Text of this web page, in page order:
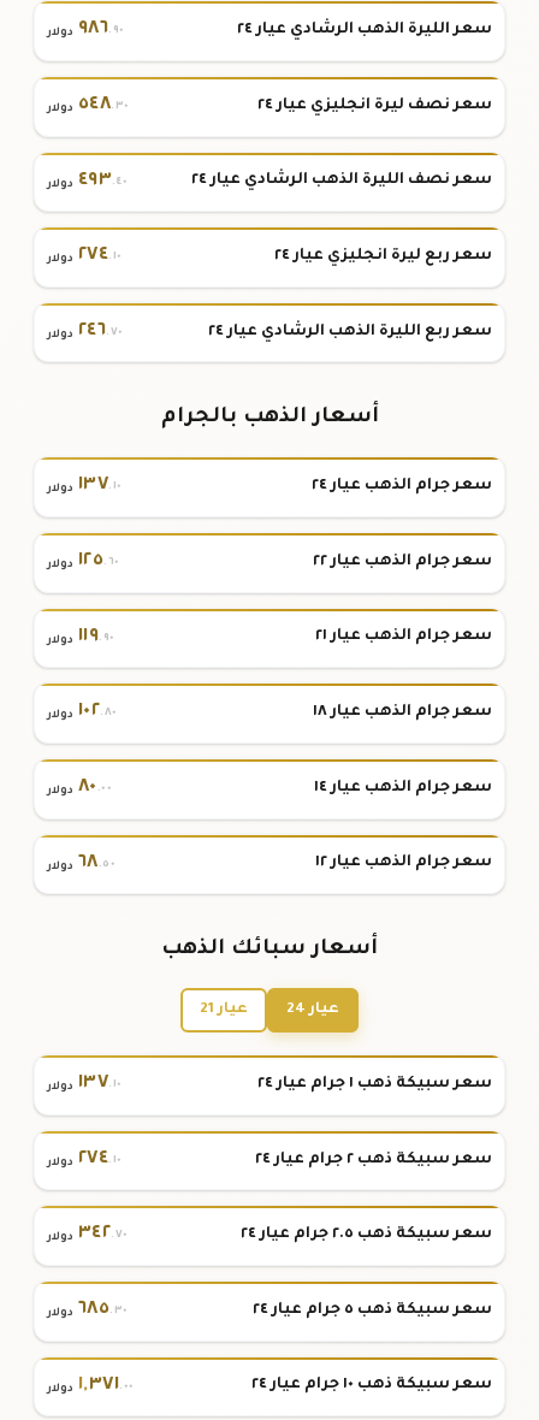
سعر الليرة الذهب الرشادي عيار ٢٤ ٩٨٦.٩٠ دولار
سعر نصف ليرة انجليزي عيار ٢٤ ٥٤٨.٣٠ دولار
سعر نصف الليرة الذهب الرشادي عيار ٢٤ ٤٩٣.٤٠ دولار
سعر ربع ليرة انجليزي عيار ٢٤ ٢٧٤.١٠ دولار
سعر ربع الليرة الذهب الرشادي عيار ٢٤ ٢٤٦.٧٠ دولار
أسعار الذهب بالجرام
سعر جرام الذهب عيار ٢٤ ١٣٧.١٠ دولار
سعر جرام الذهب عيار ٢٢ ١٢٥.٦٠ دولار
سعر جرام الذهب عيار ٢١ ١١٩.٩٠ دولار
سعر جرام الذهب عيار ١٨ ١٠٢.٨٠ دولار
سعر جرام الذهب عيار ١٤ ٨٠ .٠٠ دولار
سعر جرام الذهب عيار ١٢ ٦٨.٥٠ دولار
أسعار سبائك الذهب
عيار 24 عيار 21
سعر سبيكة ذهب ١ جرام عيار ٢٤ ١٣٧.١٠ دولار
سعر سبيكة ذهب ٢ جرام عيار ٢٤ ٢٧٤.١٠ دولار
سعر سبيكة ذهب ٢.٥ جرام عيار ٢٤ ٣٤٢.٧٠ دولار
سعر سبيكة ذهب ٥ جرام عيار ٢٤ ٦٨٥.٣٠ دولار
سعر سبيكة ذهب ١٠ جرام عيار ٢٤ ١,٣٧١.٠٠ دولار